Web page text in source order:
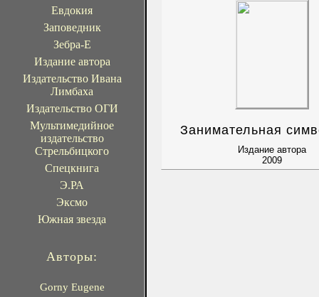
Евдокия
Заповедник
Зебра-Е
Издание автора
Издательство Ивана
Лимбаха
Издательство ОГИ
Мультимедийное
издательство
Стрельбицкого
Спецкнига
Э.РА
Эксмо
Южная звезда
Авторы:
Gorny Eugene
Занимательная
Издание автора
2009